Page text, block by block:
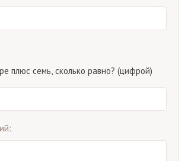
плюс семь, сколько равно? (цифрой)